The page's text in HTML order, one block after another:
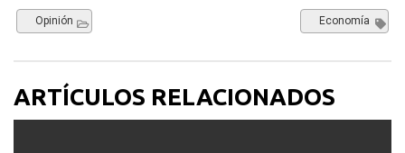
Opinión Economía
ARTÍCULOS RELACIONADOS